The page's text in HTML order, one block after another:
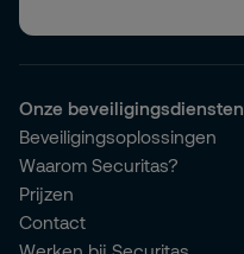
Onze beveiligingsdiensten
Beveiligingsoplossingen
Waarom Securitas?
Prijzen
Contact